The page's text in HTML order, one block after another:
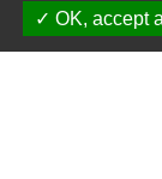
OK, accept all